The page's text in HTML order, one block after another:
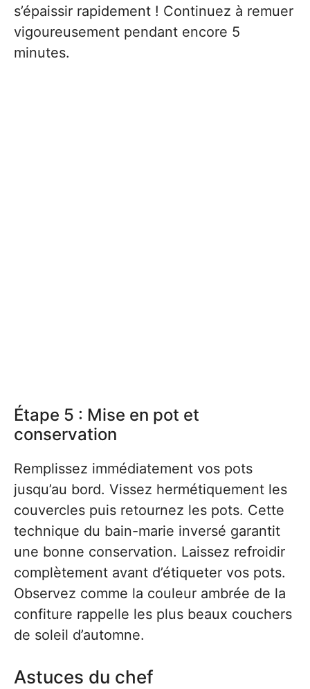
s’épaissir rapidement ! Continuez à remuer
vigoureusement pendant encore 5
minutes.
Étape 5 : Mise en pot et
conservation
Remplissez immédiatement vos pots
jusqu’au bord. Vissez hermétiquement les
couvercles puis retournez les pots. Cette
technique du bain-marie inversé garantit
une bonne conservation. Laissez refroidir
complètement avant d’étiqueter vos pots.
Observez comme la couleur ambrée de la
confiture rappelle les plus beaux couchers
de soleil d’automne.
Astuces du chef